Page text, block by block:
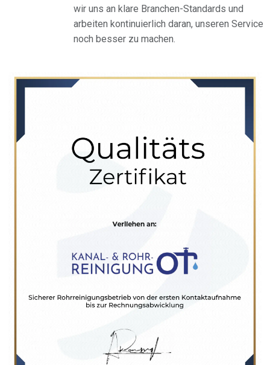
wir uns an klare Branchen-Standards und
arbeiten kontinuierlich daran, unseren Service
noch besser zu machen.